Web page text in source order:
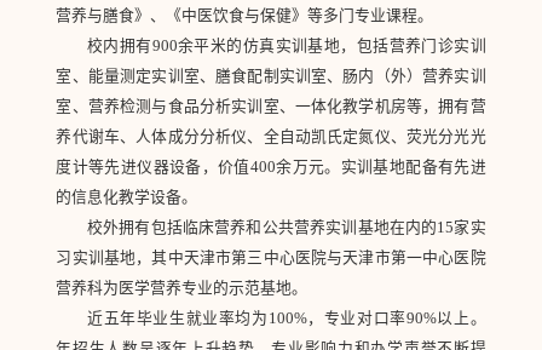
营养与膳食》、《中医饮食与保健》等多门专业课程。
校内拥有900余平米的仿真实训基地，包括营养门诊实训
室、能量测定实训室、膳食配制实训室、肠内（外）营养实训
室、营养检测与食品分析实训室、一体化教学机房等，拥有营
养代谢车、人体成分分析仪、全自动凯氏定氮仪、荧光分光光
度计等先进仪器设备，价值400余万元。实训基地配备有先进
的信息化教学设备。
校外拥有包括临床营养和公共营养实训基地在内的15家实
习实训基地，其中天津市第三中心医院与天津市第一中心医院
营养科为医学营养专业的示范基地。
近五年毕业生就业率均为100%，专业对口率90%以上。